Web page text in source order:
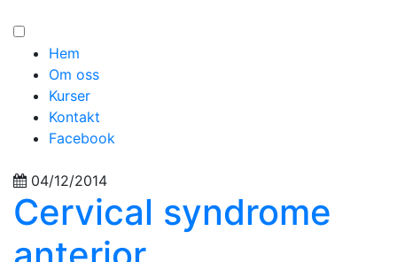
Hem
Om oss
Kurser
Kontakt
Facebook
04/12/2014
Cervical syndrome